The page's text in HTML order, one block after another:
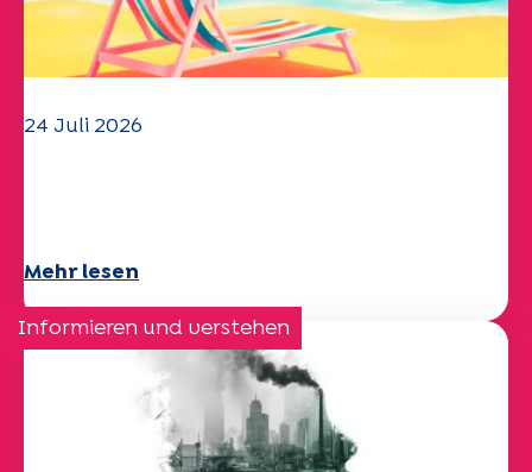
24 Juli 2026
Mehr lesen
Informieren und verstehen